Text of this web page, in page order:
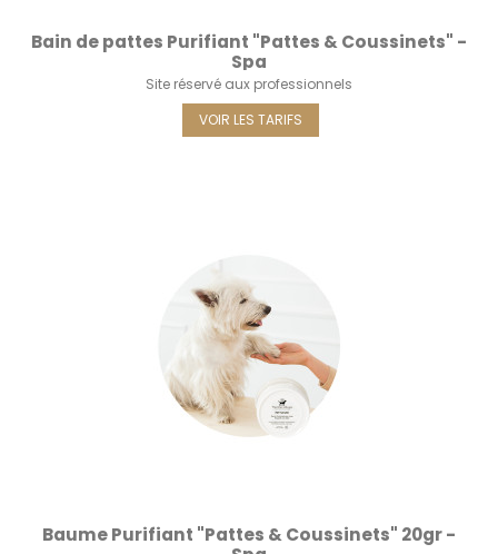
Bain de pattes Purifiant "Pattes & Coussinets" -
Spa
Site réservé aux professionnels
VOIR LES TARIFS
Baume Purifiant "Pattes & Coussinets" 20gr -